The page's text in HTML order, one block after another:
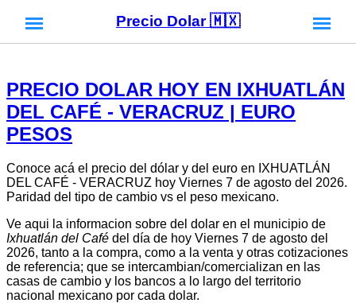
Precio Dolar 🇲🇽
PRECIO DOLAR HOY EN IXHUATLÁN
DEL CAFÉ - VERACRUZ | EURO
PESOS
Conoce acá el precio del dólar y del euro en IXHUATLÁN
DEL CAFÉ - VERACRUZ hoy Viernes 7 de agosto del 2026.
Paridad del tipo de cambio vs el peso mexicano.
Ve aqui la informacion sobre del dolar en el municipio de
Ixhuatlán del Café del día de hoy Viernes 7 de agosto del
2026, tanto a la compra, como a la venta y otras cotizaciones
de referencia; que se intercambian/comercializan en las
casas de cambio y los bancos a lo largo del territorio
nacional mexicano por cada dolar.